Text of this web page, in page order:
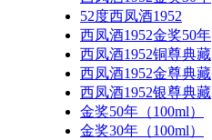
52度西凤酒1952
西凤酒1952金奖50年
西凤酒1952铜尊典藏
西凤酒1952金尊典藏
西凤酒1952银尊典藏
金奖50年（100ml）
金奖30年（100ml）